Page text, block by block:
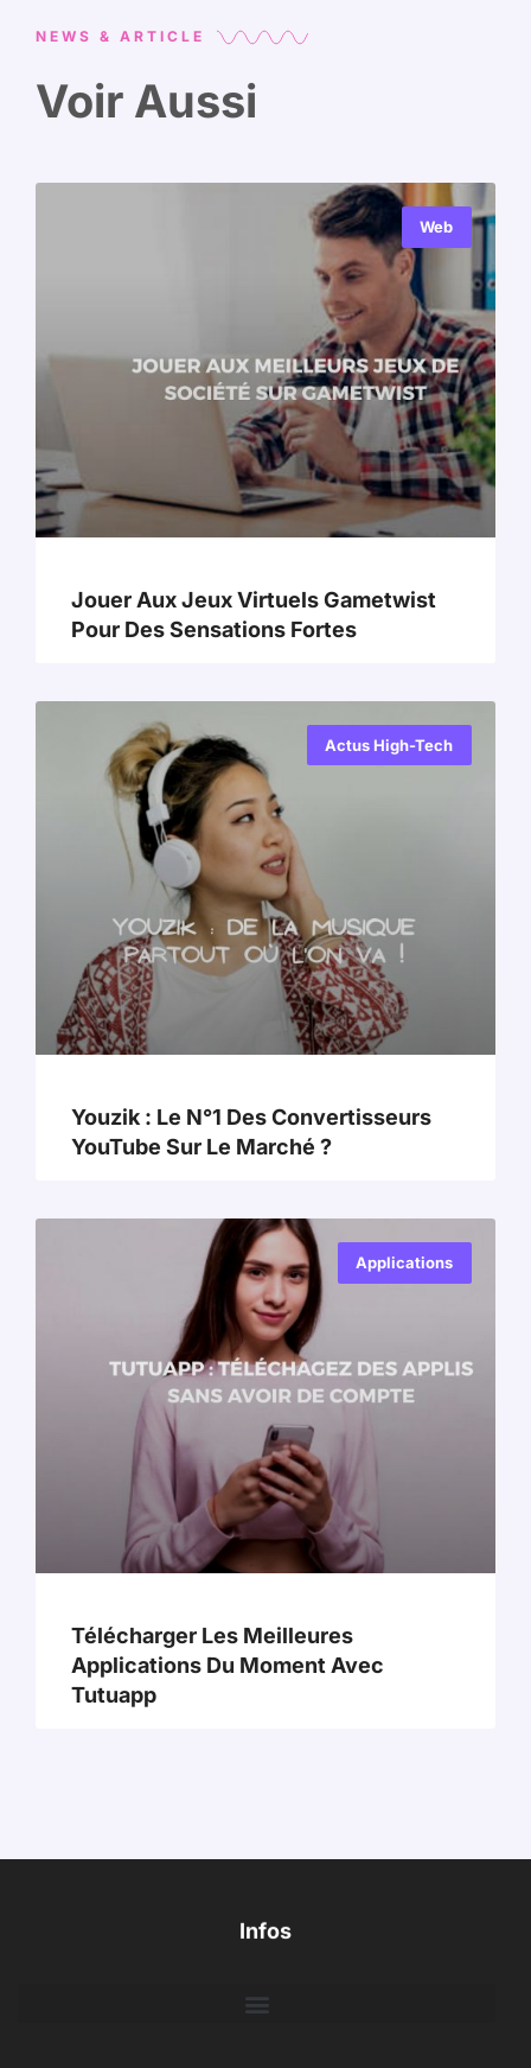
NEWS & ARTICLE
Voir Aussi
Web
Jouer Aux Jeux Virtuels Gametwist
Pour Des Sensations Fortes
Actus High-Tech
Youzik : Le N°1 Des Convertisseurs
YouTube Sur Le Marché ?
Applications
Télécharger Les Meilleures
Applications Du Moment Avec
Tutuapp
Infos